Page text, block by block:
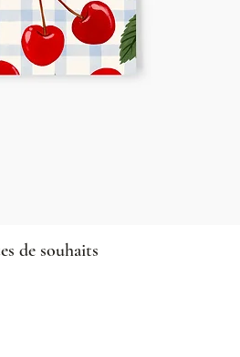
de souhaits